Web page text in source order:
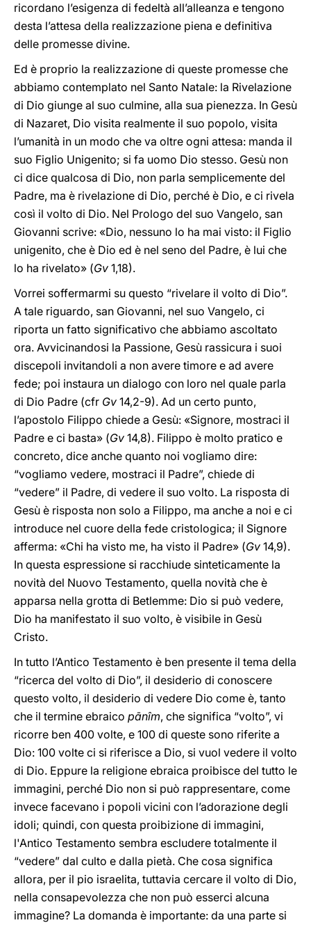
ricordano l’esigenza di fedeltà all’alleanza e tengono
desta l’attesa della realizzazione piena e definitiva
delle promesse divine.
Ed è proprio la realizzazione di queste promesse che
abbiamo contemplato nel Santo Natale: la Rivelazione
di Dio giunge al suo culmine, alla sua pienezza. In Gesù
di Nazaret, Dio visita realmente il suo popolo, visita
l’umanità in un modo che va oltre ogni attesa: manda il
suo Figlio Unigenito; si fa uomo Dio stesso. Gesù non
ci dice qualcosa di Dio, non parla semplicemente del
Padre, ma è rivelazione di Dio, perché è Dio, e ci rivela
così il volto di Dio. Nel Prologo del suo Vangelo, san
Giovanni scrive: «Dio, nessuno lo ha mai visto: il Figlio
unigenito, che è Dio ed è nel seno del Padre, è lui che
lo ha rivelato» (Gv 1,18).
Vorrei soffermarmi su questo “rivelare il volto di Dio”.
A tale riguardo, san Giovanni, nel suo Vangelo, ci
riporta un fatto significativo che abbiamo ascoltato
ora. Avvicinandosi la Passione, Gesù rassicura i suoi
discepoli invitandoli a non avere timore e ad avere
fede; poi instaura un dialogo con loro nel quale parla
di Dio Padre (cfr Gv 14,2-9). Ad un certo punto,
l’apostolo Filippo chiede a Gesù: «Signore, mostraci il
Padre e ci basta» (Gv 14,8). Filippo è molto pratico e
concreto, dice anche quanto noi vogliamo dire:
“vogliamo vedere, mostraci il Padre”, chiede di
“vedere” il Padre, di vedere il suo volto. La risposta di
Gesù è risposta non solo a Filippo, ma anche a noi e ci
introduce nel cuore della fede cristologica; il Signore
afferma: «Chi ha visto me, ha visto il Padre» (Gv 14,9).
In questa espressione si racchiude sinteticamente la
novità del Nuovo Testamento, quella novità che è
apparsa nella grotta di Betlemme: Dio si può vedere,
Dio ha manifestato il suo volto, è visibile in Gesù
Cristo.
In tutto l’Antico Testamento è ben presente il tema della
“ricerca del volto di Dio”, il desiderio di conoscere
questo volto, il desiderio di vedere Dio come è, tanto
che il termine ebraico pānîm, che significa “volto”, vi
ricorre ben 400 volte, e 100 di queste sono riferite a
Dio: 100 volte ci si riferisce a Dio, si vuol vedere il volto
di Dio. Eppure la religione ebraica proibisce del tutto le
immagini, perché Dio non si può rappresentare, come
invece facevano i popoli vicini con l’adorazione degli
idoli; quindi, con questa proibizione di immagini,
l'Antico Testamento sembra escludere totalmente il
“vedere” dal culto e dalla pietà. Che cosa significa
allora, per il pio israelita, tuttavia cercare il volto di Dio,
nella consapevolezza che non può esserci alcuna
immagine? La domanda è importante: da una parte si